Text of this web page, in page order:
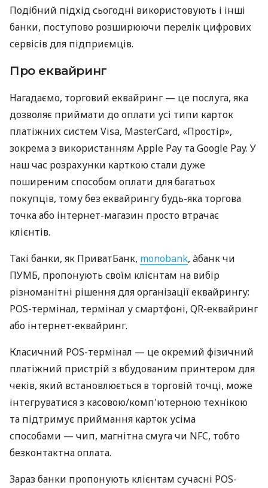
Подібний підхід сьогодні використовують і інші
банки, поступово розширюючи перелік цифрових
сервісів для підприємців.
Про еквайринг
Нагадаємо, торговий еквайринг — це послуга, яка
дозволяє приймати до оплати усі типи карток
платіжних систем Visa, MasterCard, «Простір»,
зокрема з використанням Apple Pay та Google Pay. У
наш час розрахунки карткою стали дуже
поширеним способом оплати для багатьох
покупців, тому без еквайрингу будь-яка торгова
точка або інтернет-магазин просто втрачає
клієнтів.
Такі банки, як ПриватБанк, monobank, àбанк чи
ПУМБ, пропонують своїм клієнтам на вибір
різноманітні рішення для організації еквайрингу:
POS-термінал, термінал у смартфоні, QR-еквайринг
або інтернет-еквайринг.
Класичний POS-термінал — це окремий фізичний
платіжний пристрій з вбудованим принтером для
чеків, який встановлюється в торговій точці, може
інтегруватися з касовою/комп'ютерною технікою
та підтримує приймання карток усіма
способами — чип, магнітна смуга чи NFC, тобто
безконтактна оплата.
Зараз банки пропонують клієнтам сучасні POS-